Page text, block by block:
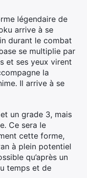
légendaire de
arrive à se
durant le combat
se multiplie par
et ses yeux virent
la
Il arrive à se
un grade 3, mais
Ce sera le
cette forme,
à plein potentiel
qu’après un
temps et de